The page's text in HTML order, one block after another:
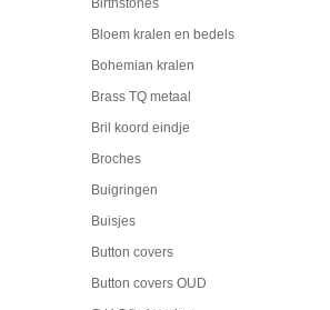
Birthstones
Bloem kralen en bedels
Bohemian kralen
Brass TQ metaal
Bril koord eindje
Broches
Buigringen
Buisjes
Button covers
Button covers OUD